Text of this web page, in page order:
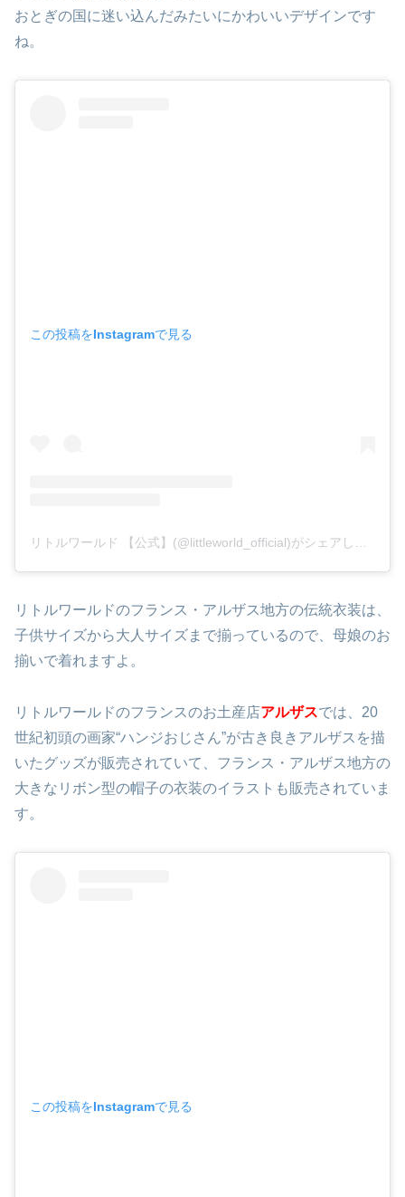
おとぎの国に迷い込んだみたいにかわいいデザインです
ね。
この投稿をInstagramで見る
リトルワールドのフランス・アルザス地方の伝統衣装は、
子供サイズから大人サイズまで揃っているので、母娘のお
揃いで着れますよ。
リトルワールドのフランスのお土産店アルザスでは、20
世紀初頭の画家“ハンジおじさん”が古き良きアルザスを描
いたグッズが販売されていて、フランス・アルザス地方の
大きなリボン型の帽子の衣装のイラストも販売されていま
す。
この投稿をInstagramで見る